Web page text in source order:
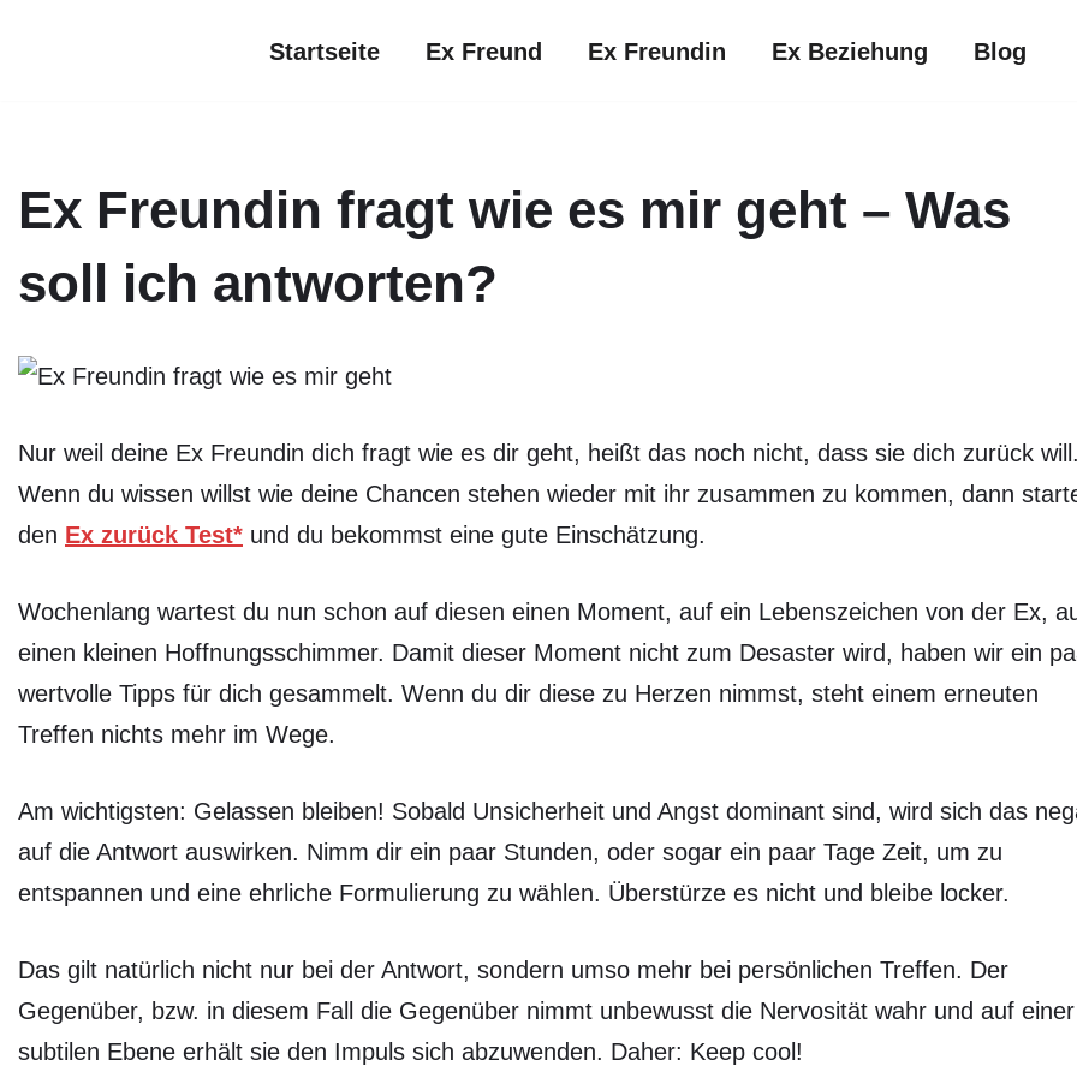
Startseite Ex Freund Ex Freundin Ex Beziehung Blog
Ex Freundin fragt wie es mir geht – Was
soll ich antworten?
Nur weil deine Ex Freundin dich fragt wie es dir geht, heißt das noch nicht, dass sie dich zurück will.
Wenn du wissen willst wie deine Chancen stehen wieder mit ihr zusammen zu kommen, dann
den Ex zurück Test* und du bekommst eine gute Einschätzung.
Wochenlang wartest du nun schon auf diesen einen Moment, auf ein Lebenszeichen von der Ex,
einen kleinen Hoffnungsschimmer. Damit dieser Moment nicht zum Desaster wird, haben wir ein
wertvolle Tipps für dich gesammelt. Wenn du dir diese zu Herzen nimmst, steht einem erneuten
Treffen nichts mehr im Wege.
Am wichtigsten: Gelassen bleiben! Sobald Unsicherheit und Angst dominant sind, wird sich das
auf die Antwort auswirken. Nimm dir ein paar Stunden, oder sogar ein paar Tage Zeit, um zu
entspannen und eine ehrliche Formulierung zu wählen. Überstürze es nicht und bleibe locker.
Das gilt natürlich nicht nur bei der Antwort, sondern umso mehr bei persönlichen Treffen. Der
Gegenüber, bzw. in diesem Fall die Gegenüber nimmt unbewusst die Nervosität wahr und auf einer
subtilen Ebene erhält sie den Impuls sich abzuwenden. Daher: Keep cool!